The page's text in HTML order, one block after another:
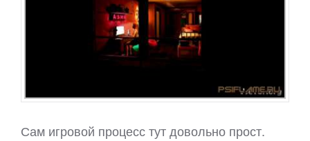
Сам игровой процесс тут довольно прост.